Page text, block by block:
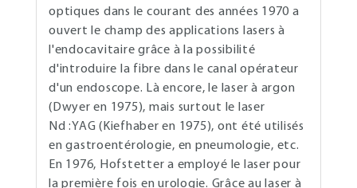
optiques dans le courant des années 1970 a
ouvert le champ des applications lasers à
l'endocavitaire grâce à la possibilité
d'introduire la fibre dans le canal opérateur
d'un endoscope. Là encore, le laser à argon
(Dwyer en 1975), mais surtout le laser
Nd :YAG (Kiefhaber en 1975), ont été utilisés
en gastroentérologie, en pneumologie, etc.
En 1976, Hofstetter a employé le laser pour
la première fois en urologie. Grâce au laser à